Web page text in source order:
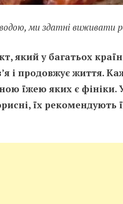
ми здатні виживати
який у багатьох
і продовжує життя.
їжею яких є фініки.
їх рекомендують